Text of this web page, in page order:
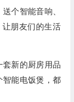
个智能音响、
朋友们的生活
套新的厨房用品
智能电饭煲，都